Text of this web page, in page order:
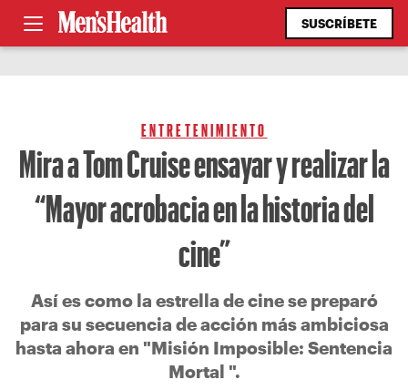
SUSCRÍBETE
ENTRETENIMIENTO
Mira a Tom Cruise ensayar y realizar la
“Mayor acrobacia en la historia del
cine”
Así es como la estrella de cine se preparó
para su secuencia de acción más ambiciosa
hasta ahora en "Misión Imposible: Sentencia
Mortal ".